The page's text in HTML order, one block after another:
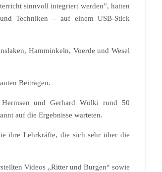
sinnvoll integriert werden”, hatten
Techniken – auf einem USB-Stick
Hamminkeln, Voerde und Wesel
Beiträgen.
und Gerhard Wölki rund 50
auf die Ergebnisse warteten.
ihre Lehrkräfte, die sich sehr über die
Videos „Ritter und Burgen“ sowie